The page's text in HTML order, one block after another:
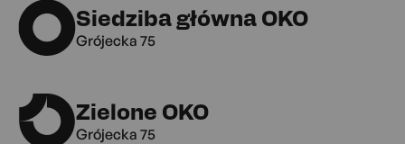
Siedziba główna OKO
Grójecka 75
Zielone OKO
Grójecka 75